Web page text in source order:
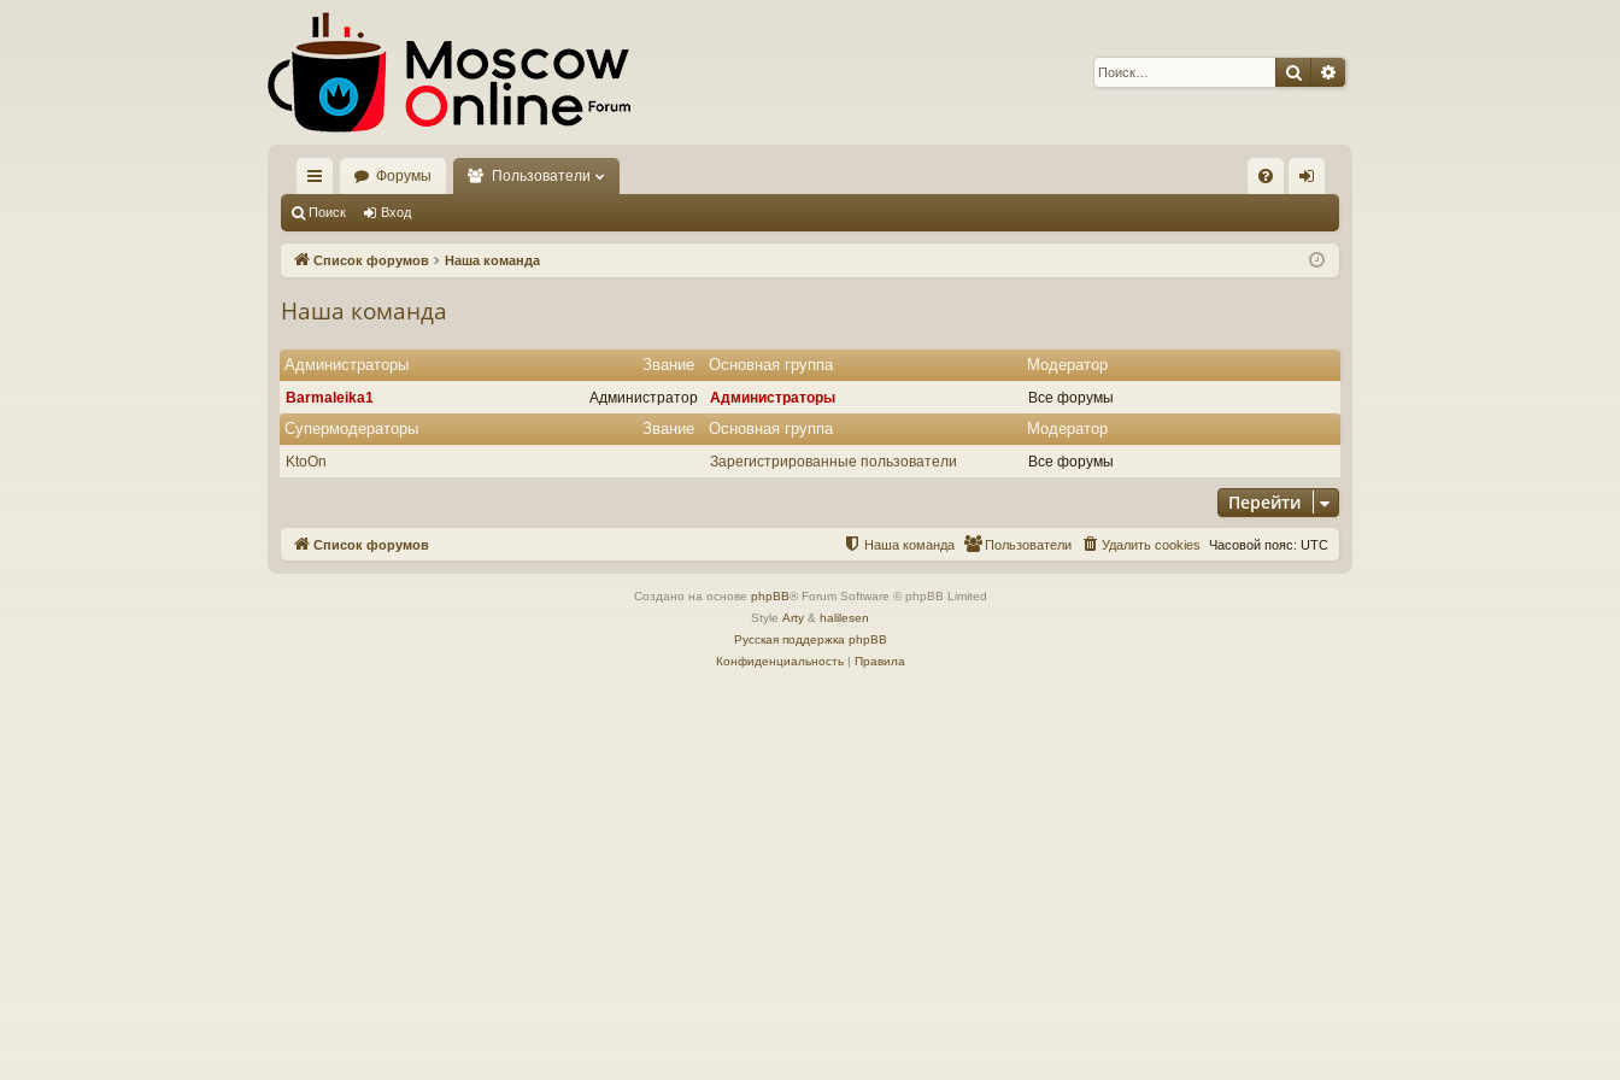
ПоискРасширенный поиск
с
ы
и
Форумы Пользователи
Q д
Поиск Вход
Список форумов Наша команда
Наша команда
Звание
Администраторы Основная группа Модератор
Администратор
Barmaleika1 Администраторы Все форумы
Звание
Супермодераторы Основная группа Модератор
KtoOn Зарегистрированные пользователи Все форумы
Перейти
Список форумов Часовой пояс: UTC
Удалить cookies
Пользователи
Наша команда
Создано на основе phpBB® Forum Software © phpBB Limited
Style Arty & halilesen
Русская поддержка phpBB
Конфиденциальность| Правила